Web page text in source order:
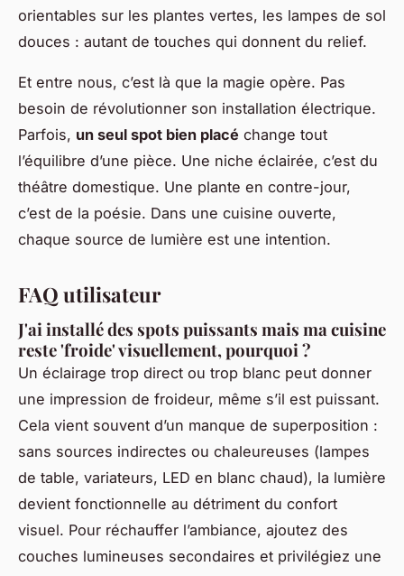
orientables sur les plantes vertes, les lampes de sol
douces : autant de touches qui donnent du relief.
Et entre nous, c’est là que la magie opère. Pas
besoin de révolutionner son installation électrique.
Parfois, un seul spot bien placé change tout
l’équilibre d’une pièce. Une niche éclairée, c’est du
théâtre domestique. Une plante en contre-jour,
c’est de la poésie. Dans une cuisine ouverte,
chaque source de lumière est une intention.
FAQ utilisateur
J'ai installé des spots puissants mais ma cuisine
reste 'froide' visuellement, pourquoi ?
Un éclairage trop direct ou trop blanc peut donner
une impression de froideur, même s’il est puissant.
Cela vient souvent d’un manque de superposition :
sans sources indirectes ou chaleureuses (lampes
de table, variateurs, LED en blanc chaud), la lumière
devient fonctionnelle au détriment du confort
visuel. Pour réchauffer l’ambiance, ajoutez des
couches lumineuses secondaires et privilégiez une